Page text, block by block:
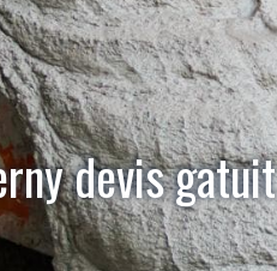
devis gatuit